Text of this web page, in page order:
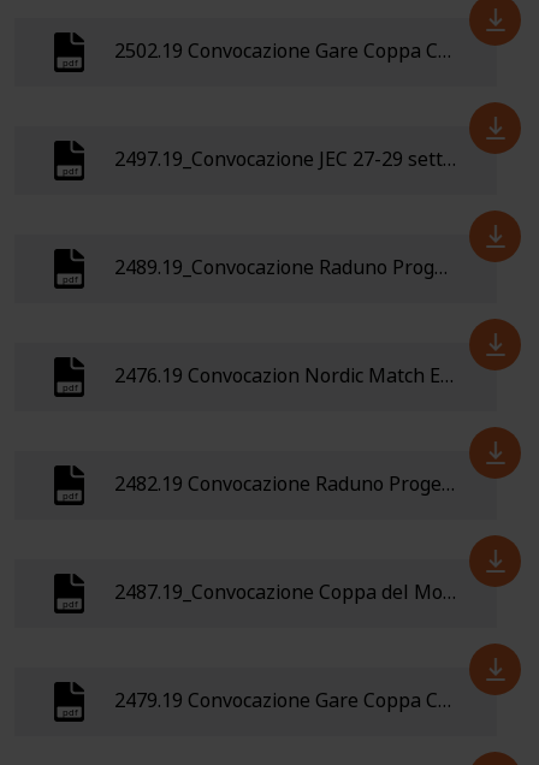
2502.19 Convocazione Gare Coppa Ceca e Training Camp 27 settembre - 2 ottobre 2019- Squadra nazionale MTBO Elite
2497.19_Convocazione JEC 27-29 settembre 2019 (Vogue, Francia)
2489.19_Convocazione Raduno Progetto Sprint 10-15 ottobre 2019 Danimarca
2476.19 Convocazion Nordic Match ECTO (Svezia) 4-6 ottobre 2019
2482.19 Convocazione Raduno Progetto Sprint 21-22 Settembre 2019 Cesenatico (FC)
2487.19_Convocazione Coppa del Mondo, Laufen Svizzera 26-30 settembre 2019
2479.19 Convocazione Gare Coppa Ceca MTBO 6-7-8 settembre- Kacice (Rep. Ceca)